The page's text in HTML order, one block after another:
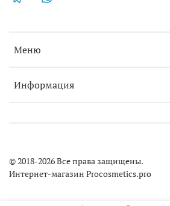
Меню
Информация
© 2018-2026 Все права защищены.
Интернет-магазин Procosmetics.pro